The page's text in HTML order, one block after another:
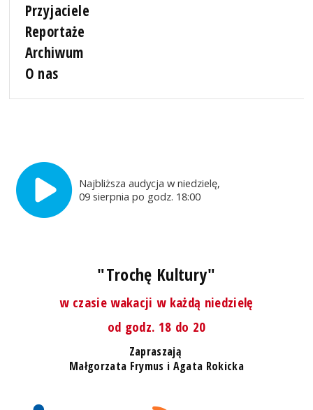
Przyjaciele
Reportaże
Archiwum
O nas
Najbliższa audycja w niedzielę,
09 sierpnia po godz. 18:00
"Trochę Kultury"
w czasie wakacji w każdą niedzielę
od godz. 18 do 20
Zapraszają
Małgorzata Frymus i Agata Rokicka